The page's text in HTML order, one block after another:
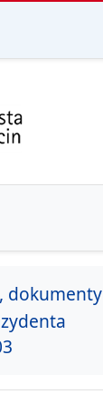
menu
dokumenty